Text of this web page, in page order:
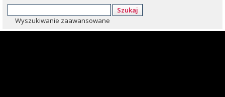
Szukaj
Wyszukiwanie zaawansowane